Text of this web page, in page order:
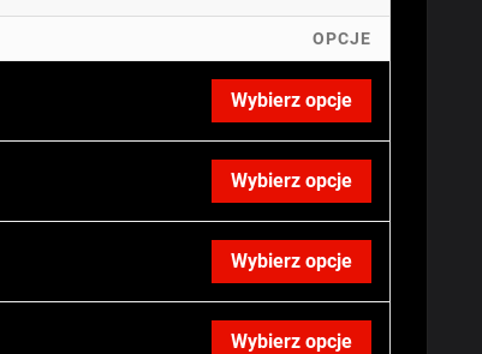
OPCJE
Wybierz opcje
Wybierz opcje
Wybierz opcje
Wybierz opcje